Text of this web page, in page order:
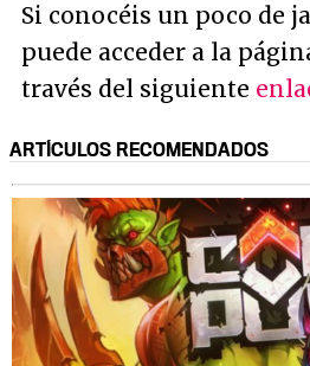
Si conocéis un poco de
puede acceder a la
través del siguiente
ARTÍCULOS RECOMENDADOS